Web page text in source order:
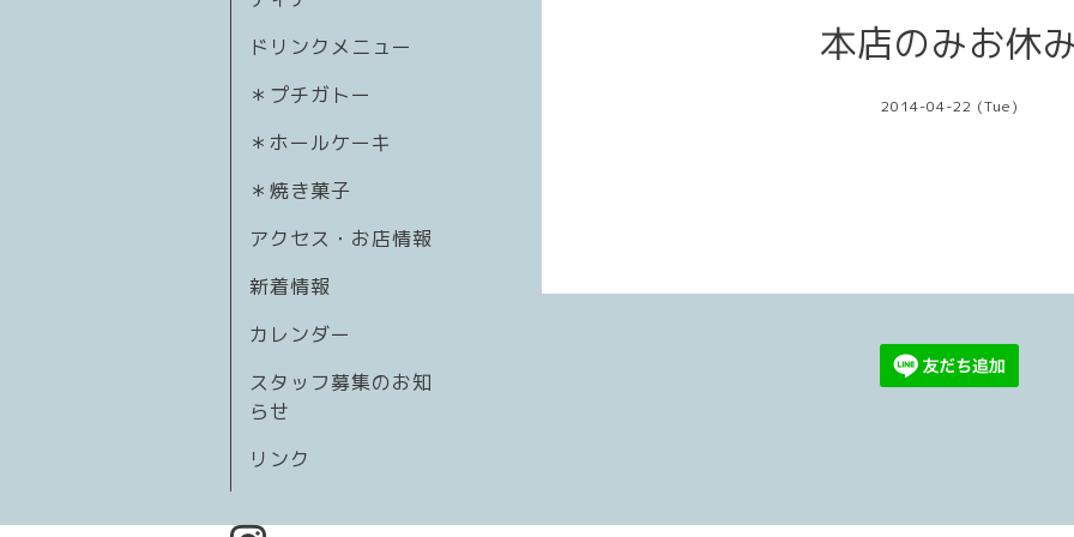
ドリンクメニュー
＊プチガトー
＊ホールケーキ
＊焼き菓子
アクセス・お店情報
新着情報
カレンダー
スタッフ募集のお知
らせ
リンク
本店のみお休
2014-04-22 (Tue)